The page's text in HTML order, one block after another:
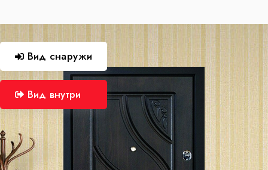
Вид снаружи
Вид внутри